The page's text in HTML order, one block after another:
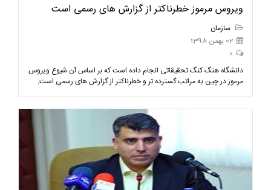
ویروس مرموز خطرناکتر از گزارش های رسمی است
سازمان
02 بهمن 1398
0
دانشگاه هنگ کنگ تحقیقاتی انجام داده است که بر اساس آن شیوع ویروس
مرموز در چین به مراتب گسترده تر و خطرناکتر از گزارش های رسمی است.